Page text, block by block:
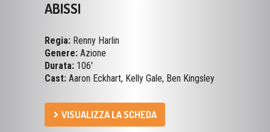
Regia:Renny Harlin
Durata:106'
Cast:Aaron Eckhart, Kelly Gale, Ben Kingsley
VISUALIZZA LA SCHEDA
SABATO 08/08